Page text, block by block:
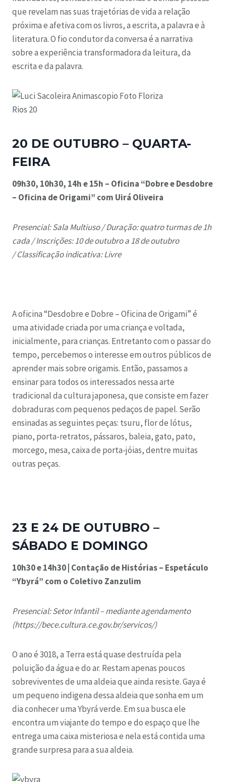
que revelam nas suas trajetórias de vida a relação
próxima e afetiva com os livros, a escrita, a palavra e à
literatura. O fio condutor da conversa é a narrativa
sobre a experiência transformadora da leitura, da
escrita e da palavra.
20 DE OUTUBRO – QUARTA-
FEIRA
09h30, 10h30, 14h e 15h – Oficina “Dobre e Desdobre
– Oficina de Origami” com Uirá Oliveira
Presencial: Sala Multiuso /Duração: quatro turmas de 1h
cada /Inscrições: 10 de outubro a 18 de outubro
/Classificação indicativa: Livre
A oficina “Desdobre e Dobre – Oficina de Origami” é
uma atividade criada por uma criança e voltada,
inicialmente, para crianças. Entretanto com o passar do
tempo, percebemos o interesse em outros públicos de
aprender mais sobre origamis. Então, passamos a
ensinar para todos os interessados nessa arte
tradicional da cultura japonesa, que consiste em fazer
dobraduras com pequenos pedaços de papel. Serão
ensinadas as seguintes peças: tsuru, flor de lótus,
piano, porta-retratos, pássaros, baleia, gato, pato,
morcego, mesa, caixa de porta-jóias, dentre muitas
outras peças.
23 E 24 DE OUTUBRO –
SÁBADO E DOMINGO
10h30 e 14h30 | Contação de Histórias – Espetáculo
“Ybyrá” com o Coletivo Zanzulim
Presencial: Setor Infantil – mediante agendamento
(https://bece.cultura.ce.gov.br/servicos/)
O ano é 3018, a Terra está quase destruída pela
poluição da água e do ar. Restam apenas poucos
sobreviventes de uma aldeia que ainda resiste. Gaya é
um pequeno indigena dessa aldeia que sonha em um
dia conhecer uma Ybyrá verde. Em sua busca ele
encontra um viajante do tempo e do espaço que lhe
entrega uma caixa misteriosa e nela está contida uma
grande surpresa para a sua aldeia.